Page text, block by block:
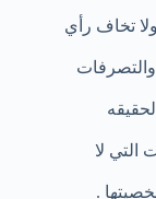
تخاف رأي
لا
.